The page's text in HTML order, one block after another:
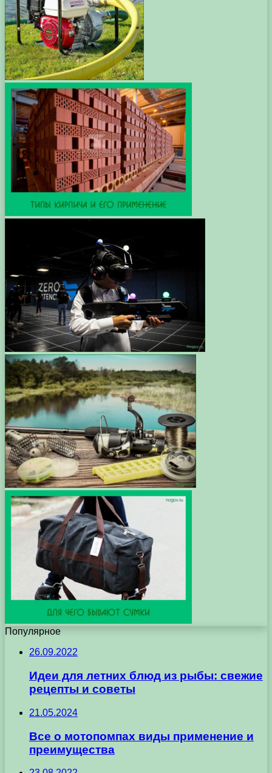
Популярное
26.09.2022
Идеи для летних блюд из рыбы: свежие
рецепты и советы
21.05.2024
Все о мотопомпах виды применение и
преимущества